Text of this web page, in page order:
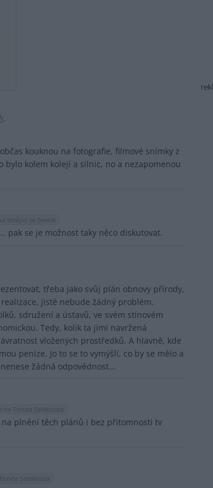
.
kouknou na fotografie, filmové snímky z
kolem kolejí a silnic, no a nezapomenou
smějící se bestie
pak se je možnost taky něco diskutovat.
třeba jako svůj plán obnovy přírody,
jistě nebude žádný problém.
sdružení a ústavů, ve svém stínovém
Tedy, kolik ta jimi navržená
vložených prostředků. A hlavně, kde
peníze. Jo to se to vymýšlí, co by se mělo a
žádná odpovědnost...
na Tonda Selektoda
plnění těch plánů i bez přítomnosti tv
Selektoda